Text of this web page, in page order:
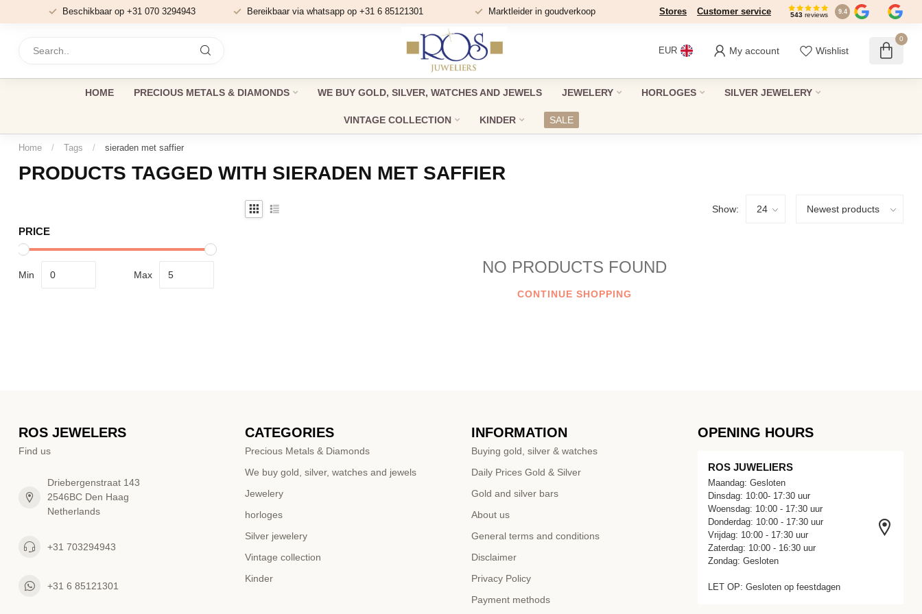
Beschikbaar op +31 070 3294943 Bereikbaar via whatsapp op +31 6 85121301 Marktleider in goudverkoop Dé winkel in Den Haag sinds 1946
Stores Customer service 543 reviews 9.4
EUR My account Wishlist
0
HOME PRECIOUS METALS & DIAMONDS WE BUY GOLD, SILVER, WATCHES AND JEWELS JEWELERY HORLOGES SILVER JEWELERY
VINTAGE COLLECTION KINDER SALE
Home / Tags / sieraden met saffier
PRODUCTS TAGGED WITH SIERADEN MET SAFFIER
PRICE
Min Max
Show:
NO PRODUCTS FOUND
CONTINUE SHOPPING
ROS JEWELERS
Find us
Driebergenstraat 143
2546BC Den Haag
Netherlands
+31 703294943
+31 6 85121301
CATEGORIES
Precious Metals & Diamonds
We buy gold, silver, watches and jewels
Jewelery
horloges
Silver jewelery
Vintage collection
Kinder
INFORMATION
Buying gold, silver & watches
Daily Prices Gold & Silver
Gold and silver bars
About us
General terms and conditions
Disclaimer
Privacy Policy
Payment methods
OPENING HOURS
ROS JUWELIERS
Maandag: Gesloten
Dinsdag: 10:00- 17:30 uur
Woensdag: 10:00 - 17:30 uur
Donderdag: 10:00 - 17:30 uur
Vrijdag: 10:00 - 17:30 uur
Zaterdag: 10:00 - 16:30 uur
Zondag: Gesloten
LET OP: Gesloten op feestdagen